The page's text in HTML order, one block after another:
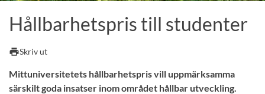
Hållbarhetspris till studenter
printSkriv ut
Mittuniversitetets hållbarhetspris vill uppmärksamma
särskilt goda insatser inom området hållbar utveckling.